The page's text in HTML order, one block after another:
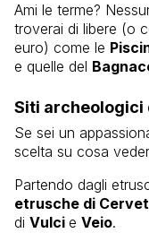
Ami le terme?
troverai di libere (o
euro) come le
e quelle del
Siti archeologici
Se sei un
scelta su cosa
Partendo dagli
etrusche di
di Vulci e Veio.